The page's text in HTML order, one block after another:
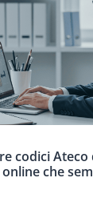
codici Ateco
che